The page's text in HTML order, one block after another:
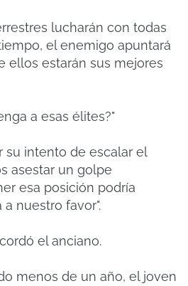
lucharán con todas
el enemigo apuntará
ellos estarán sus mejores
a esas élites?"
su intento de escalar el
asestar un golpe
esa posición podría
nuestro favor".
el anciano.
menos de un año, el joven